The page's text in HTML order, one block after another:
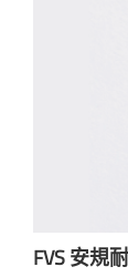
FVS 安規